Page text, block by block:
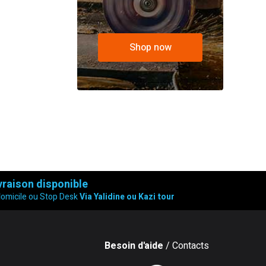
Shop now
disponible
ou Stop DeskVia Yalidine ou Kazi tour
Besoin d'aide / Contacts